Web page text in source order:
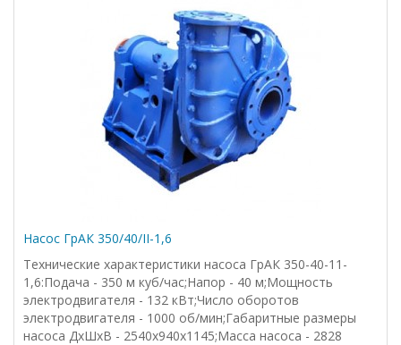
Насос ГрАК 350/40/II-1,6
Технические характеристики насоса ГрАК 350-40-11-
1,6:Подача - 350 м куб/час;Напор - 40 м;Мощность
электродвигателя - 132 кВт;Число оборотов
электродвигателя - 1000 об/мин;Габаритные размеры
насоса ДхШхВ - 2540х940х1145;Масса насоса - 2828